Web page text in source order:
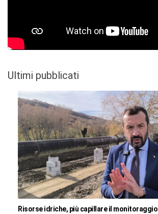
Ultimi pubblicati
Risorse idriche, più capillare il monitoraggio